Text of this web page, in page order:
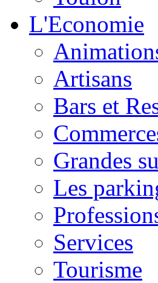
L'Economie
Artisans
Bars et
Grandes
Les
Services
Tourisme